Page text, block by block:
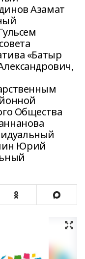
Азамат
«Батыр
Общества
Юрий